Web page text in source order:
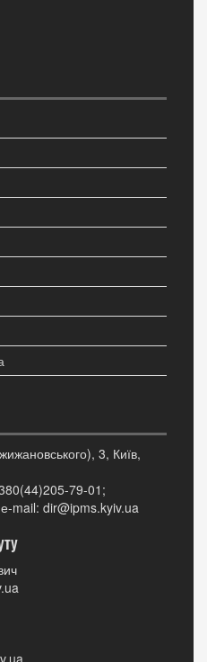
3, Київ,
79-01;
mail: dir@ipms.kyiv.ua